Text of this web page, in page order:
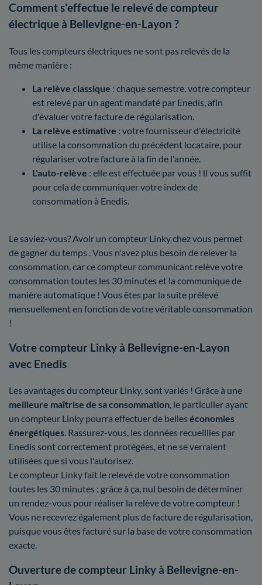
Comment s'effectue le relevé de compteur
électrique à Bellevigne-en-Layon ?
Tous les compteurs électriques ne sont pas relevés de la
même manière :
La relève classique : chaque semestre, votre compteur
est relevé par un agent mandaté par Enedis, afin
d'évaluer votre facture de régularisation.
La relève estimative : votre fournisseur d'électricité
utilise la consommation du précédent locataire, pour
régulariser votre facture à la fin de l'année.
L'auto-relève : elle est effectuée par vous ! ll vous suffit
pour cela de communiquer votre index de
consommation à Enedis.
Le saviez-vous? Avoir un compteur Linky chez vous permet
de gagner du temps . Vous n'avez plus besoin de relever la
consommation, car ce compteur communicant relève votre
consommation toutes les 30 minutes et la communique de
manière automatique ! Vous êtes par la suite prélevé
mensuellement en fonction de votre véritable consommation
!
Votre compteur Linky à Bellevigne-en-Layon
avec Enedis
Les avantages du compteur Linky, sont variés ! Grâce à une
meilleure maîtrise de sa consommation , le particulier ayant
un compteur Linky pourra effectuer de belles économies
énergétiques . Rassurez-vous, les données recueillies par
Enedis sont correctement protégées, et ne se verraient
utilisées que si vous l'autorisez.
Le compteur Linky fait le relevé de votre consommation
toutes les 30 minutes : grâce à ça, nul besoin de déterminer
un rendez-vous pour réaliser la relève de votre compteur !
Vous ne recevrez également plus de facture de régularisation,
puisque vous êtes facturé sur la base de votre consommation
exacte.
Ouverture de compteur Linky à Bellevigne-en-